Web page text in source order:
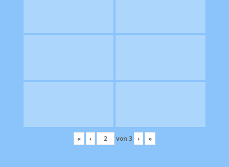
« ‹ von 3 › »